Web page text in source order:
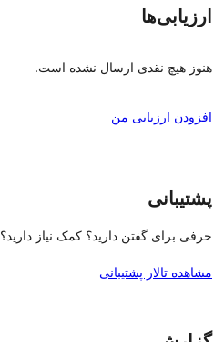
ارزیابی‌ها
هنوز هیچ نقدی ارسال نشده است.
افزودن ارزیابی من
پشتیبانی
حرفی برای گفتن دارید؟ کمک نیاز دارید؟
مشاهده تالار پشتیبانی